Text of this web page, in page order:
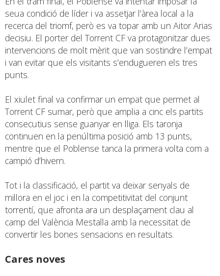
seua condició de líder i va assetjar l’àrea local a la
recerca del triomf, però es va topar amb un Aitor Arias
decisiu. El porter del Torrent CF va protagonitzar dues
intervencions de molt mèrit que van sostindre l’empat
i van evitar que els visitants s’endugueren els tres
punts.
El xiulet final va confirmar un empat que permet al
Torrent CF sumar, però que amplia a cinc els partits
consecutius sense guanyar en lliga. Els taronja
continuen en la penúltima posició amb 13 punts,
mentre que el Poblense tanca la primera volta com a
campió d’hivern.
Tot i la classificació, el partit va deixar senyals de
millora en el joc i en la competitivitat del conjunt
torrentí, que afronta ara un desplaçament clau al
camp del València Mestalla amb la necessitat de
convertir les bones sensacions en resultats.
Cares noves